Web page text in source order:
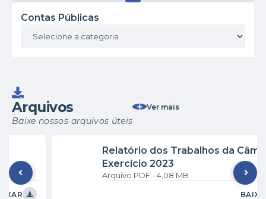
Contas Públicas
Arquivos
Baixe nossos arquivos úteis
Ver mais
Relatório dos Trabalhos da Câmara
Exercício 2023
PDF 4,08 MB